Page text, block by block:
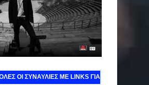
ΟΙ ΣΥΝΑΥΛΙΕΣ ΜΕ LINKS ΓΙΑ